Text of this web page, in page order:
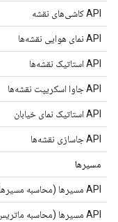
API کاشی‌های نقشه
API نمای هوایی نقشه‌ها
API استاتیک نقشه‌ها
API جاوا اسکریپت نقشه‌ها
API استاتیک نمای خیابان
API جاسازی نقشه‌ها
مسیرها
API مسیرها (محاسبه مسیرها)
API مسیرها (محاسبه ماتریس مسیر)